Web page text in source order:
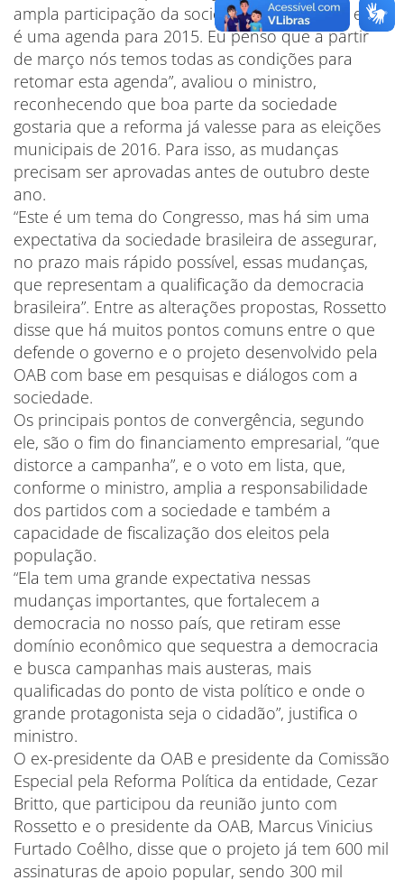
ampla participação da sociedade brasileira, e esta
é uma agenda para 2015. Eu penso que a partir
de março nós temos todas as condições para
retomar esta agenda”, avaliou o ministro,
reconhecendo que boa parte da sociedade
gostaria que a reforma já valesse para as eleições
municipais de 2016. Para isso, as mudanças
precisam ser aprovadas antes de outubro deste
ano.
“Este é um tema do Congresso, mas há sim uma
expectativa da sociedade brasileira de assegurar,
no prazo mais rápido possível, essas mudanças,
que representam a qualificação da democracia
brasileira”. Entre as alterações propostas, Rossetto
disse que há muitos pontos comuns entre o que
defende o governo e o projeto desenvolvido pela
OAB com base em pesquisas e diálogos com a
sociedade.
Os principais pontos de convergência, segundo
ele, são o fim do financiamento empresarial, “que
distorce a campanha”, e o voto em lista, que,
conforme o ministro, amplia a responsabilidade
dos partidos com a sociedade e também a
capacidade de fiscalização dos eleitos pela
população.
“Ela tem uma grande expectativa nessas
mudanças importantes, que fortalecem a
democracia no nosso país, que retiram esse
domínio econômico que sequestra a democracia
e busca campanhas mais austeras, mais
qualificadas do ponto de vista político e onde o
grande protagonista seja o cidadão”, justifica o
ministro.
O ex-presidente da OAB e presidente da Comissão
Especial pela Reforma Política da entidade, Cezar
Britto, que participou da reunião junto com
Rossetto e o presidente da OAB, Marcus Vinicius
Furtado Coêlho, disse que o projeto já tem 600 mil
assinaturas de apoio popular, sendo 300 mil